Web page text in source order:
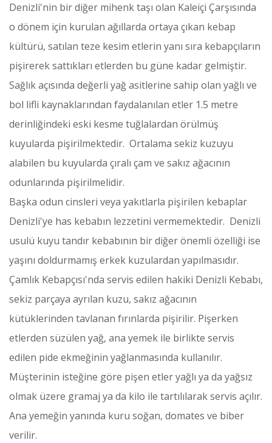
Denizli'nin bir diğer mihenk taşı olan Kaleiçi Çarşısında
o dönem için kurulan ağıllarda ortaya çıkan kebap
kültürü, satılan teze kesim etlerin yanı sıra kebapçıların
pişirerek sattıkları etlerden bu güne kadar gelmiştir.
Sağlık açısında değerli yağ asitlerine sahip olan yağlı ve
bol lifli kaynaklarından faydalanılan etler 1.5 metre
derinliğindeki eski kesme tuğlalardan örülmüş
kuyularda pişirilmektedir. Ortalama sekiz kuzuyu
alabilen bu kuyularda çıralı çam ve sakız ağacının
odunlarında pişirilmelidir.
Başka odun cinsleri veya yakıtlarla pişirilen kebaplar
Denizli'ye has kebabın lezzetini vermemektedir. Denizli
usulü kuyu tandır kebabının bir diğer önemli özelliği ise
yaşını doldurmamış erkek kuzulardan yapılmasıdır.
Çamlık Kebapçısı'nda servis edilen hakiki Denizli Kebabı,
sekiz parçaya ayrılan kuzu, sakız ağacının
kütüklerinden tavlanan fırınlarda pişirilir. Pişerken
etlerden süzülen yağ, ana yemek ile birlikte servis
edilen pide ekmeğinin yağlanmasında kullanılır.
Müşterinin isteğine göre pişen etler yağlı ya da yağsız
olmak üzere gramaj ya da kilo ile tartılılarak servis açılır.
Ana yemeğin yanında kuru soğan, domates ve biber
verilir.